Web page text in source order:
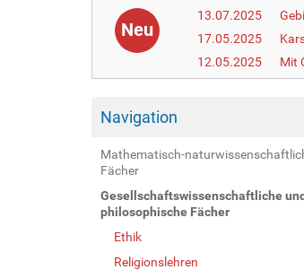
Neu
13.07.2025
17.05.2025
12.05.2025
Mit
Navigation
Mathematisch-
Fächer
Gesellschaftswissenschaftliche und
philosophische Fächer
Ethik
Religionslehren